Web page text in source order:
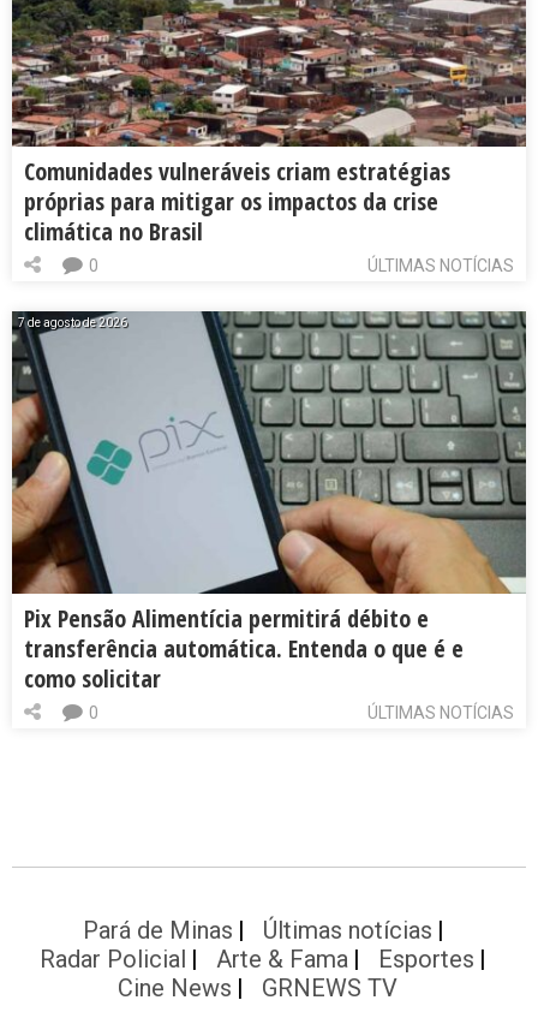
Comunidades vulneráveis criam estratégias
próprias para mitigar os impactos da crise
climática no Brasil
ÚLTIMAS NOTÍCIAS
0
7 de agosto de 2026
Pix Pensão Alimentícia permitirá débito e
transferência automática. Entenda o que é e
como solicitar
ÚLTIMAS NOTÍCIAS
0
Pará de Minas
Últimas notícias
Radar Policial
Arte & Fama
Esportes
Cine News
GRNEWS TV